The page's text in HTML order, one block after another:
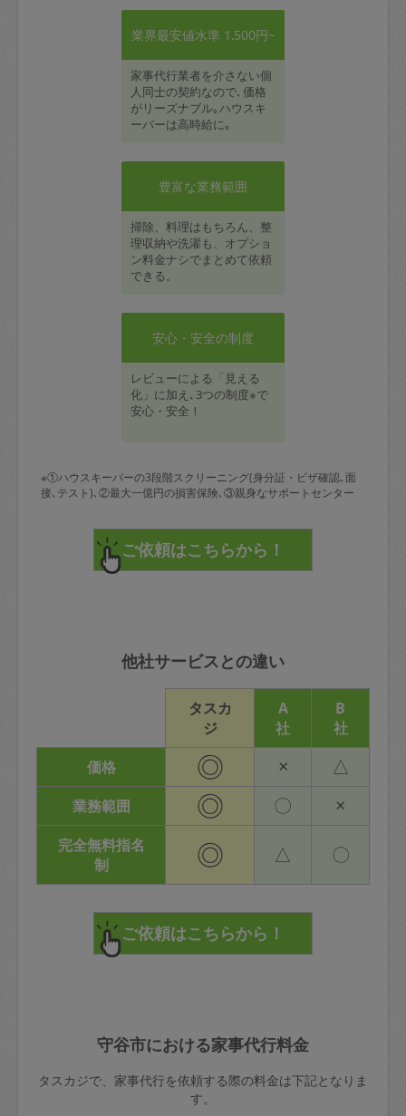
業界最安値水準 1,500円~
家事代行業者を介さない個
人同士の契約なので､価格
がリーズナブル｡ハウスキ
ーパーは高時給に｡
豊富な業務範囲
掃除、料理はもちろん、整
理収納や洗濯も、オプショ
ン料金ナシでまとめて依頼
できる。
安心・安全の制度
レビューによる「見える
化」に加え､3つの制度※で
安心・安全！
※①ハウスキーパーの3段階スクリーニング(身分証・ビザ確認､面
接､テスト)､②最大一億円の損害保険､③親身なサポートセンター
他社サービスとの違い
タスカ
ジ
A
社
B
社
価格
◎ × △
業務範囲 ◎ 〇 ×
完全無料指名
制
◎ △ 〇
守谷市における家事代行料金
タスカジで、家事代行を依頼する際の料金は下記となりま
す。